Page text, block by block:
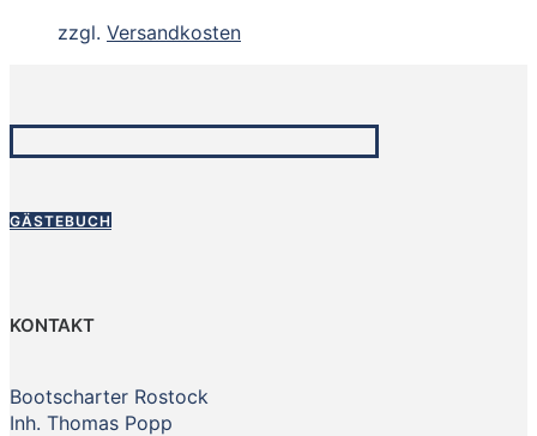
zzgl. Versandkosten
GÄSTEBUCH
KONTAKT
Bootscharter Rostock
Inh. Thomas Popp